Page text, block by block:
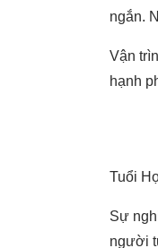
ngắn.
Vận
hạnh
Tuổi
Sự
người